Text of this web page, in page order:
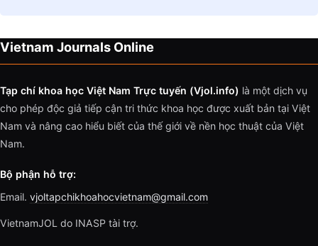
Vietnam Journals Online
Tạp chí khoa học Việt Nam Trực tuyến (Vjol.info) là một dịch vụ
cho phép độc giả tiếp cận tri thức khoa học được xuất bản tại Việt
Nam và nâng cao hiểu biết của thế giới về nền học thuật của Việt
Nam.
Bộ phận hỗ trợ:
Email. vjoltapchikhoahocvietnam@gmail.com
VietnamJOL do INASP tài trợ.